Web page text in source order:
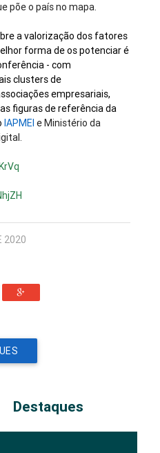
põe o país no mapa.
a valorização dos fatores
forma de os potenciar é
- com
clusters de
empresariais,
figuras de referência da
IAPMEI e Ministério da
2020
Destaques